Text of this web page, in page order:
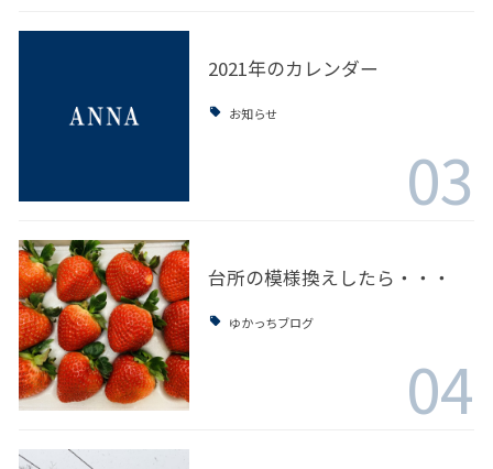
2021年のカレンダー
お知らせ
03
台所の模様換えしたら・・・
ゆかっちブログ
04